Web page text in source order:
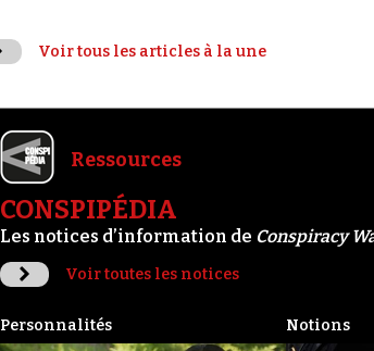
Voir tous les articles à la une
Ressources
CONSPIPÉDIA
Les notices d’information de Conspiracy
Voir toutes les notices
Personnalités Notions